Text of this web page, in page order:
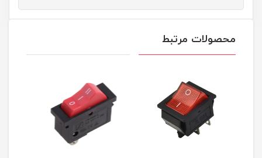
محصولات مرتبط